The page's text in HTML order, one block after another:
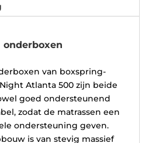
van boxspring-
Atlanta 500 zijn beide
goed ondersteunend
zodat de matrassen een
ondersteuning geven.
is van stevig massief